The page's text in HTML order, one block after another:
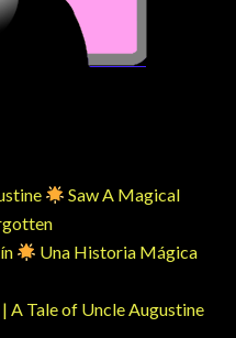
Saw A Magical
Una Historia Mágica
| A Tale of Uncle Augustine